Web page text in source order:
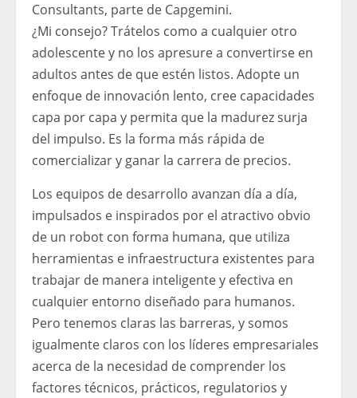
Consultants, parte de Capgemini.
¿Mi consejo? Trátelos como a cualquier otro
adolescente y no los apresure a convertirse en
adultos antes de que estén listos. Adopte un
enfoque de innovación lento, cree capacidades
capa por capa y permita que la madurez surja
del impulso. Es la forma más rápida de
comercializar y ganar la carrera de precios.
Los equipos de desarrollo avanzan día a día,
impulsados ​​e inspirados por el atractivo obvio
de un robot con forma humana, que utiliza
herramientas e infraestructura existentes para
trabajar de manera inteligente y efectiva en
cualquier entorno diseñado para humanos.
Pero tenemos claras las barreras, y somos
igualmente claros con los líderes empresariales
acerca de la necesidad de comprender los
factores técnicos, prácticos, regulatorios y